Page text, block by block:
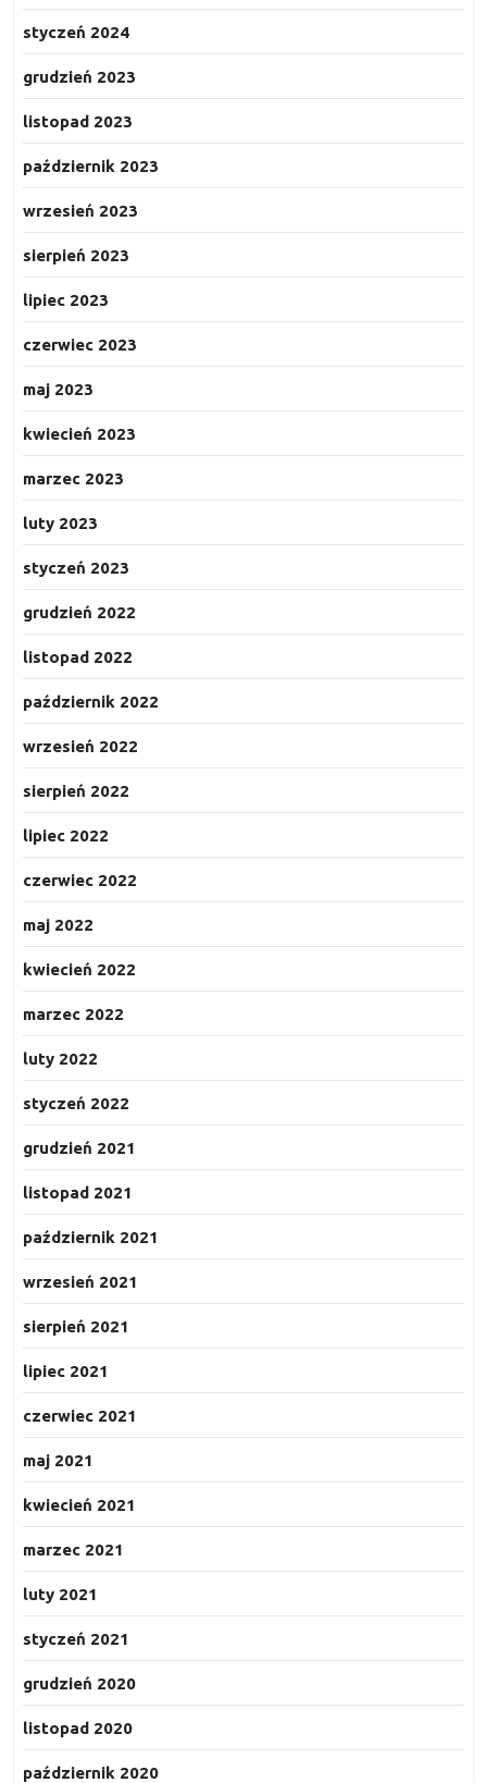
styczeń 2024
grudzień 2023
listopad 2023
październik 2023
wrzesień 2023
sierpień 2023
lipiec 2023
czerwiec 2023
maj 2023
kwiecień 2023
marzec 2023
luty 2023
styczeń 2023
grudzień 2022
listopad 2022
październik 2022
wrzesień 2022
sierpień 2022
lipiec 2022
czerwiec 2022
maj 2022
kwiecień 2022
marzec 2022
luty 2022
styczeń 2022
grudzień 2021
listopad 2021
październik 2021
wrzesień 2021
sierpień 2021
lipiec 2021
czerwiec 2021
maj 2021
kwiecień 2021
marzec 2021
luty 2021
styczeń 2021
grudzień 2020
listopad 2020
październik 2020